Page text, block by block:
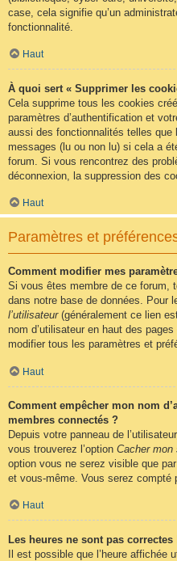
case, cela signifie qu’un
fonctionnalité.
Haut
À quoi sert « Supprimer les
Cela supprime tous les cookies
paramètres d’authentification et
aussi des fonctionnalités telles que
messages (lu ou non lu) si cela a
forum. Si vous rencontrez des
déconnexion, la suppression des
Haut
Paramètres et
Comment modifier mes
Si vous êtes membre de ce forum,
dans notre base de données. Pour
l’utilisateur(généralement ce lien
nom d’utilisateur en haut des
modifier tous les paramètres et
Haut
Comment empêcher mon nom
membres connectés ?
Depuis votre panneau de
vous trouverez l’option Cacher mon
option vous ne serez visible que
et vous-même. Vous serez compté
Haut
Les heures ne sont pas correctes
Il est possible que l’heure affichée